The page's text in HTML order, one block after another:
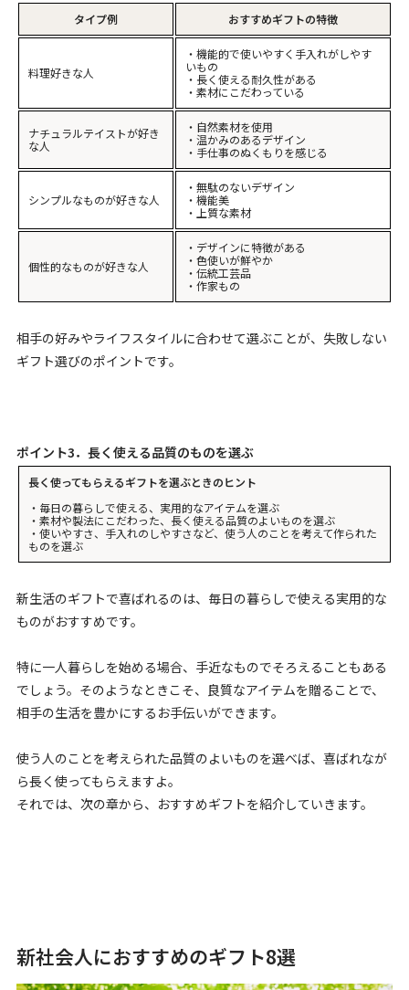
タイプ例 おすすめギフトの特徴
料理好きな人
・機能的で使いやすく手入れがしやす
いもの
・長く使える耐久性がある
・素材にこだわっている
ナチュラルテイストが好き
な人
・自然素材を使用
・温かみのあるデザイン
・手仕事のぬくもりを感じる
シンプルなものが好きな人
・無駄のないデザイン
・機能美
・上質な素材
個性的なものが好きな人
・デザインに特徴がある
・色使いが鮮やか
・伝統工芸品
・作家もの
相手の好みやライフスタイルに合わせて選ぶことが、失敗しない
ギフト選びのポイントです。
ポイント3．長く使える品質のものを選ぶ
長く使ってもらえるギフトを選ぶときのヒント
・毎日の暮らしで使える、実用的なアイテムを選ぶ
・素材や製法にこだわった、長く使える品質のよいものを選ぶ
・使いやすさ、手入れのしやすさなど、使う人のことを考えて作られた
ものを選ぶ
新生活のギフトで喜ばれるのは、毎日の暮らしで使える実用的な
ものがおすすめです。
特に一人暮らしを始める場合、手近なものでそろえることもある
でしょう。そのようなときこそ、良質なアイテムを贈ることで、
相手の生活を豊かにするお手伝いができます。
使う人のことを考えられた品質のよいものを選べば、喜ばれなが
ら長く使ってもらえますよ。
それでは、次の章から、おすすめギフトを紹介していきます。
新社会人におすすめのギフト8選